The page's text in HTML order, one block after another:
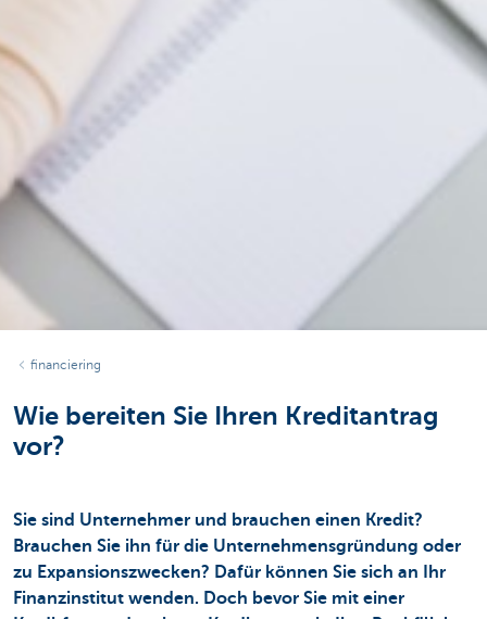
financiering
Wie bereiten Sie Ihren Kreditantrag
vor?
Sie sind Unternehmer und brauchen einen Kredit?
Brauchen Sie ihn für die Unternehmensgründung oder
zu Expansionszwecken? Dafür können Sie sich an Ihr
Finanzinstitut wenden. Doch bevor Sie mit einer